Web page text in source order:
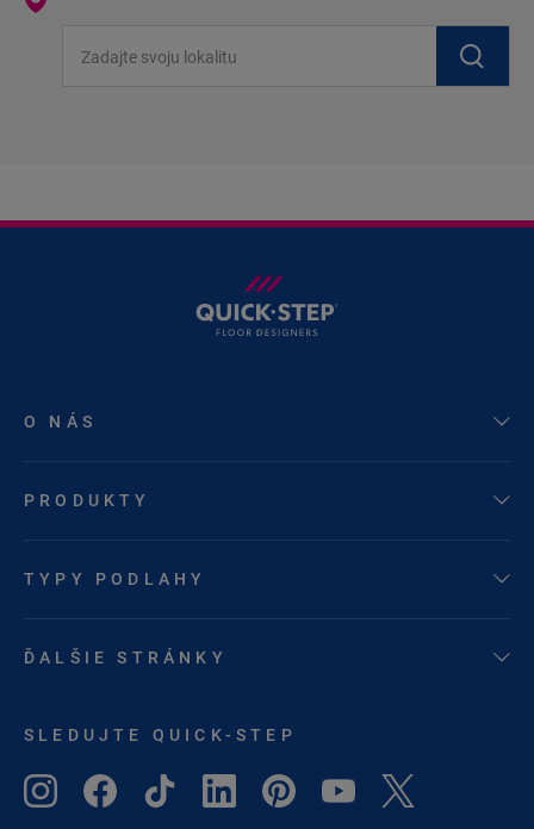
O NÁS
PRODUKTY
TYPY PODLAHY
ĎALŠIE STRÁNKY
SLEDUJTE QUICK-STEP